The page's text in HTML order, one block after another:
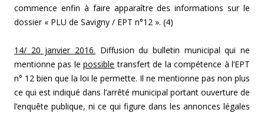
commence enfin à faire apparaître des informations sur le
dossier « PLU de Savigny / EPT n°12 ». (4)
14/ 20 janvier 2016. Diffusion du bulletin municipal qui ne
mentionne pas lepossible transfert de la compétence à l’EPT
n° 12 bien que la loi le permette. Il ne mentionne pas non plus
ce qui est indiqué dans l’arrêté municipal portant ouverture de
l’enquête publique, ni ce qui figure dans les annonces légales